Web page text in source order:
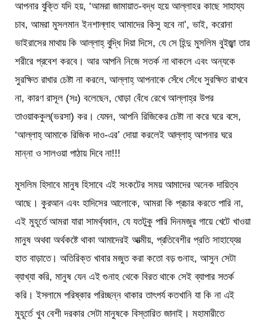
আপনার যুক্তি যদি হয়, ‘আমরা জামায়াত-বদ্ধ হয়ে আল্লাহর কাছে সাহায্য
চাব, আমরা মুসলমান ইনশাল্লাহ আমাদের কিসু হবে না’, ভাই, করোনা
ভাইরাসের মাথায় কি আল্লাহ্ বুদ্ধি দিয়া দিসে, যে সে হিন্দু মুসলিম বুইজ্ঝা তার
শরীরে প্রবেশ করবে। আর আপনি নিজে সতর্ক না থাকলে এবং অন্যকে
সুরক্ষিত রাখার চেষ্টা না করলে, আল্লাহ্ আপনাকে সেঁধে সেঁধে সুরক্ষিত রাখবে
না, কারণ রাসূল (সঃ) বলেছেন, ঘোড়া বেঁধে রেখে আল্লাহ্র উপর
তাওয়াককুল(ভরসা) কর। যেমন, আপনি রিজিকের চেষ্টা না করে ঘরে বসে,
‘আল্লাহ্ আমাকে রিজিক দাও-এর’ দোয়া করলেই আল্লাহ্ আপনার ঘরে
মান্না ও সালওয়া পাঠায় দিবে না!!!
মুসলিম হিসাবে মানুষ হিসাবে এই সংকটের সময় আমাদের অনেক দায়িত্ব
আছে। কুরআন এবং হাদিসের আলোকে, আমরা কি প্রচার করতে পারি না,
এই মুহূর্তে আমরা যারা সামর্থ্যবান, যে যতটুকু পারি দিনমজুর গায়ে খেটে খাওয়া
মানুষ অথবা অর্থকষ্টে থাকা আমাদেরই আত্মীয়, প্রতিবেশীর প্রতি সাহায্যের
হাত বাড়াতে। অতিরিক্ত খাবার মজুত করা কতো বড় গুনাহ, আসুন সেটা
ব্যাখ্যা করি, মানুষ যেন এই গুনাহ থেকে বিরত থাকে সেই ব্যাপার সতর্ক
করি। ইসলামে পরিষ্কার পরিচ্ছন্ন থাকার তাৎপর্য কতখানি যা কি না এই
মুহূর্তে খুব বেশী দরকার সেটা মানুষকে বিস্তারিত জানাই। মহামারীতে